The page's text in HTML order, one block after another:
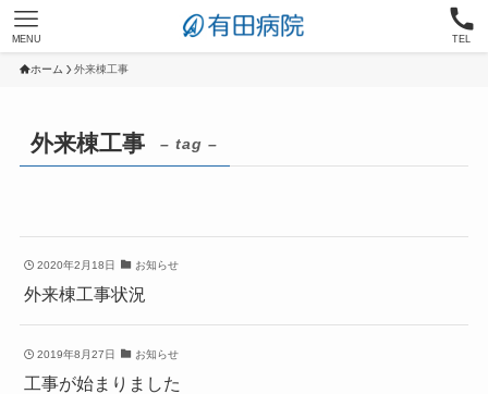
TEL
MENU
ホーム 外来棟工事
外来棟工事 – tag –
2020年2月18日 お知らせ
外来棟工事状況
2019年8月27日 お知らせ
工事が始まりました